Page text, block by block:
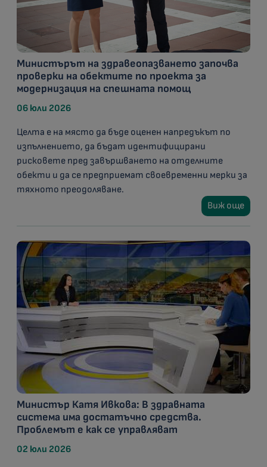
Министърът на здравеопазването започва
проверки на обектите по проекта за
модернизация на спешната помощ
06 юли 2026
Целта е на място да бъде оценен напредъкът по
изпълнението, да бъдат идентифицирани
рисковете пред завършването на отделните
обекти и да се предприемат своевременни мерки за
тяхното преодоляване.
Виж още
Министър Катя Ивкова: В здравната
система има достатъчно средства.
Проблемът е как се управляват
02 юли 2026